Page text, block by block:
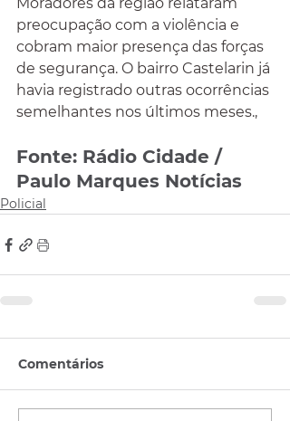
preocupação com a violência e
cobram maior presença das forças
de segurança. O bairro Castelarin já
havia registrado outras ocorrências
semelhantes nos últimos meses.,
Fonte: Rádio Cidade /
Paulo Marques Notícias
Policial
Comentários